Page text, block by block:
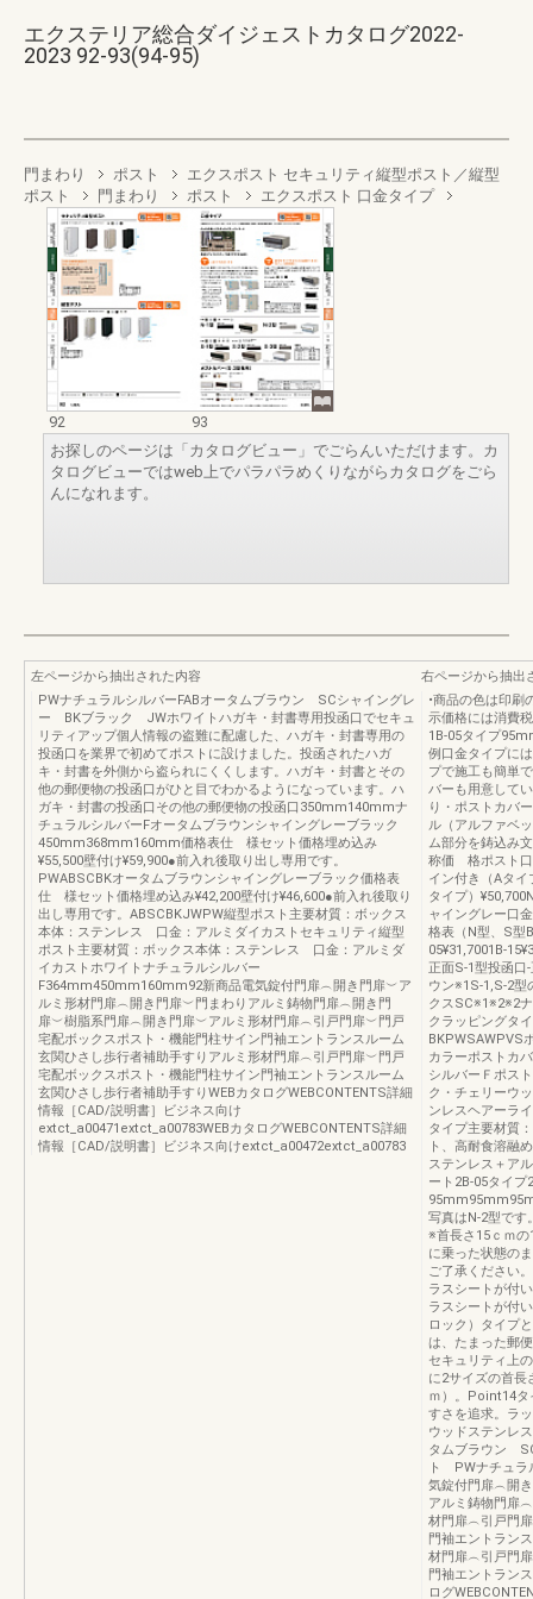
エクステリア総合ダイジェストカタログ2022-
2023 92-93(94-95)
門まわり ポスト
エクスポスト セキュリティ縦型ポスト／縦型
ポスト
門まわり ポスト エクスポスト 口金タイプ
92
93
お探しのページは「カタログビュー」でごらんいただけます。カ
タログビューではweb上でパラパラめくりながらカタログをごら
んになれます。
左ページから抽出された内容
PWナチュラルシルバーFABオータムブラウン SCシャイングレ
ー BKブラック JWホワイトハガキ・封書専用投函口でセキュ
リティアップ個人情報の盗難に配慮した、ハガキ・封書専用の
投函口を業界で初めてポストに設けました。投函されたハガ
キ・封書を外側から盗られにくくします。ハガキ・封書とその
他の郵便物の投函口がひと目でわかるようになっています。ハ
ガキ・封書の投函口その他の郵便物の投函口350mm140mmナ
チュラルシルバーFオータムブラウンシャイングレーブラック
450mm368mm160mm価格表仕 様セット価格埋め込み
¥55,500壁付け¥59,900●前入れ後取り出し専用です。
PWABSCBKオータムブラウンシャイングレーブラック価格表
仕 様セット価格埋め込み¥42,200壁付け¥46,600●前入れ後取り
出し専用です。ABSCBKJWPW縦型ポスト主要材質：ボックス
本体：ステンレス 口金：アルミダイカストセキュリティ縦型
ポスト主要材質：ボックス本体：ステンレス 口金：アルミダ
イカストホワイトナチュラルシルバー
F364mm450mm160mm92新商品電気錠付門扉︵開き門扉︶ア
ルミ形材門扉︵開き門扉︶門まわりアルミ鋳物門扉︵開き門
扉︶樹脂系門扉︵開き門扉︶アルミ形材門扉︵引戸門扉︶門戸
宅配ボックスポスト・機能門柱サイン門袖エントランスルーム
玄関ひさし歩行者補助手すりアルミ形材門扉︵引戸門扉︶門戸
宅配ボックスポスト・機能門柱サイン門袖エントランスルーム
玄関ひさし歩行者補助手すりWEBカタログWEBCONTENTS詳細
情報［CAD/説明書］ビジネス向け
extct_a00471extct_a00783WEBカタログWEBCONTENTS詳細
情報［CAD/説明書］ビジネス向けextct_a00472extct_a00783
右ページから抽出
•商品の色は印刷
示価格には消費
1B-05タイプ
例口金タイプに
プで施工も簡単
バーも用意して
り・ポストカバ
ル（アルファベ
ム部分を鋳込み
称価 格ポスト口
イン付き（Aタ
タイプ）
ャイングレー口
格表（N型、S型
05¥31,7001B-
正面S-1型投函口
ウン※1S-1,S-2
クスSC※1※2※2
クラッピングタ
カラーポストカ
シルバーＦポス
ク・チェリーウ
ンレスヘアーラ
タイプ主要材質
ト、高耐食溶
ステンレス＋ア
ート2B-05タイプ
写真はN-2型です
※首長さ15ｃｍ
に乗った状態の
ご了承ください
ラスシートが付
ラスシートが付
ロック）タイプ
は、たまった郵
セキュリティ上
に2サイズの首長
ｍ）。Point14タ
すさを追求。ラ
ウッドステンレ
タムブラウン
ト PWナチュラ
気錠付門扉︵開
アルミ鋳物門扉
材門扉︵引戸門
門袖エントラン
材門扉︵引戸門
門袖エントラン
ログ